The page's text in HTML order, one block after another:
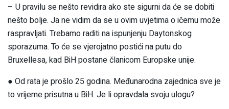
– U pravilu se nešto revidira ako ste sigurni da će se dobiti
nešto bolje. Ja ne vidim da se u ovim uvjetima o ičemu može
raspravljati. Trebamo raditi na ispunjenju Daytonskog
sporazuma. To će se vjerojatno postići na putu do
Bruxellesa, kad BiH postane članicom Europske unije.
● Od rata je prošlo 25 godina. Međunarodna zajednica sve je
to vrijeme prisutna u BiH. Je li opravdala svoju ulogu?